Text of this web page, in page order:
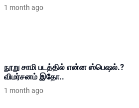
1 month ago
நூறு சாமி படத்தில் என்ன ஸ்பெஷல்.?
விமர்சனம் இதோ..
1 month ago